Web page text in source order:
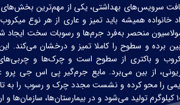
سرویس‌های بهداشتی، یکی از مهم‌ترین
خانواده همیشه باید تمیز و عاری از هر نوع
منحصر به‌فرد جرم‌ها و رسوبات سخت
برده و سطوح را کاملا تمیز و درخشان می‌کند.
و باکتری از سطوح است و چرک‌ها و چربی‌های
از بین می‌برد. مایع جرم‌گیر پی اس جی پرو
را محو کرده و نشست مجدد چرک و رسوب را به
کیلوگرم تولید میشود و در بیمارستان‌ها، سازمان‌ها و